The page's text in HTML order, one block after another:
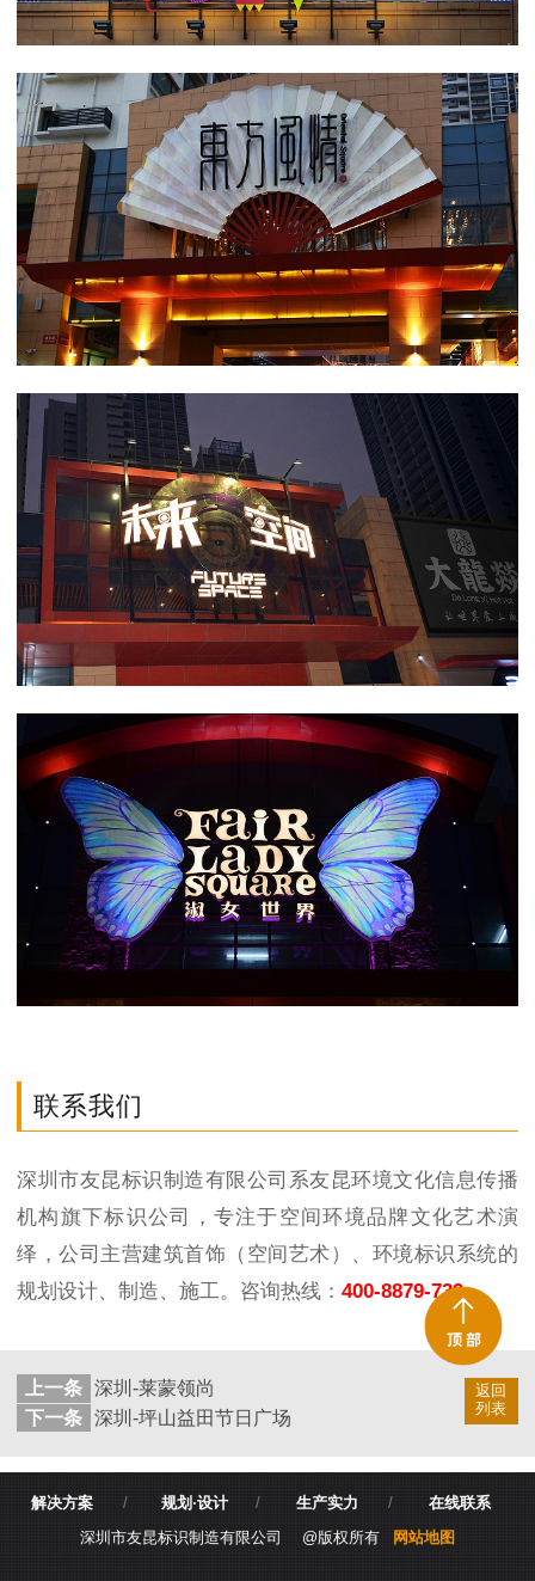
联系我们
深圳市友昆标识制造有限公司系友昆环境文化信息传播
机构旗下标识公司，专注于空间环境品牌文化艺术演
绎，公司主营建筑首饰（空间艺术）、环境标识系统的
规划设计、制造、施工。咨询热线： 400-8879-739
返回
列表
上一条 深圳-莱蒙领尚
下一条 深圳-坪山益田节日广场
解决方案 / 规划·设计 / 生产实力 /
在线联系
深圳市友昆标识制造有限公司 @版权所有
网站地图